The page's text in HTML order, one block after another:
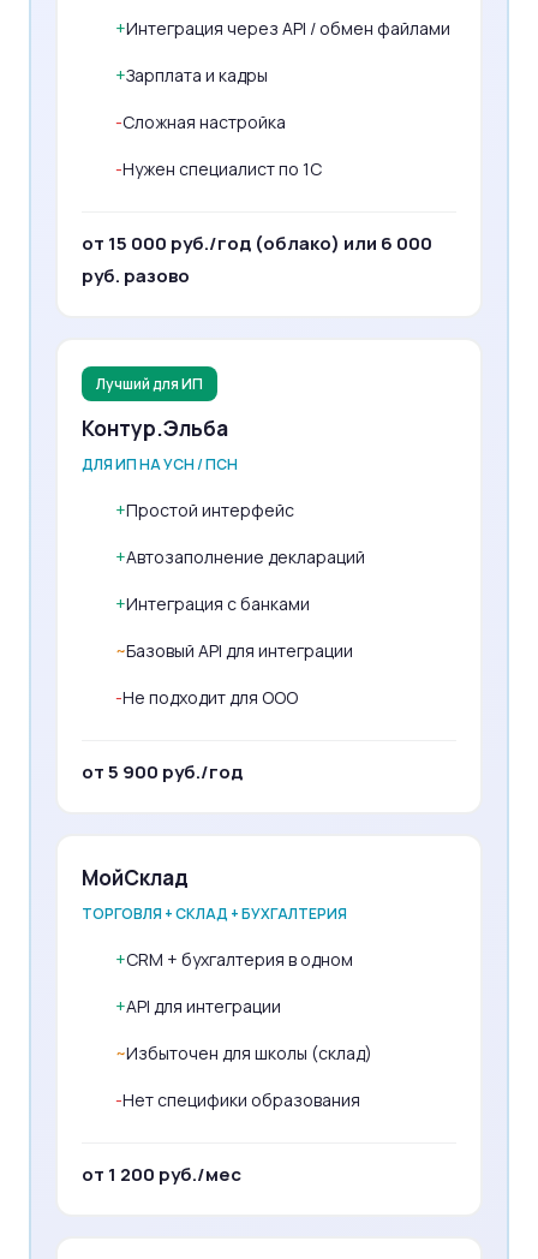
+Интеграция через API / обмен файлами
+Зарплата и кадры
-Сложная настройка
-Нужен специалист по 1С
от 15 000 руб./год (облако) или 6 000
руб. разово
Лучший для ИП
Контур.Эльба
ДЛЯ ИП НА УСН / ПСН
+Простой интерфейс
+Автозаполнение деклараций
+Интеграция с банками
~Базовый API для интеграции
-Не подходит для ООО
от 5 900 руб./год
МойСклад
ТОРГОВЛЯ + СКЛАД + БУХГАЛТЕРИЯ
+CRM + бухгалтерия в одном
+API для интеграции
~Избыточен для школы (склад)
-Нет специфики образования
от 1 200 руб./мес